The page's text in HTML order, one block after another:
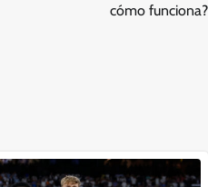
cómo funciona?